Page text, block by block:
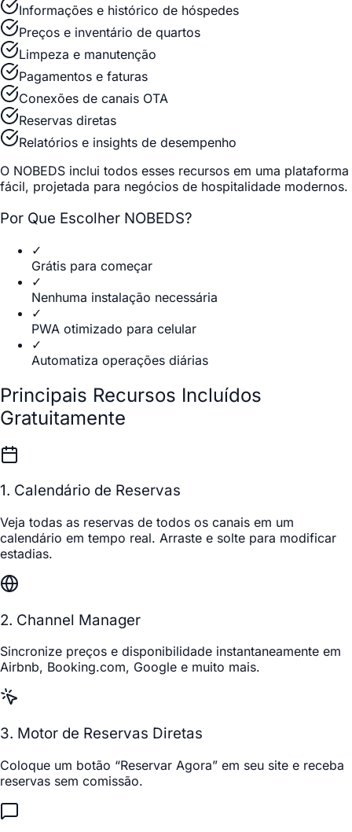
Informações e histórico de hóspedes
Preços e inventário de quartos
Limpeza e manutenção
Pagamentos e faturas
Conexões de canais OTA
Reservas diretas
Relatórios e insights de desempenho
O NOBEDS inclui todos esses recursos em uma plataforma
fácil, projetada para negócios de hospitalidade modernos.
Por Que Escolher NOBEDS?
✓
Grátis para começar
✓
Nenhuma instalação necessária
✓
PWA otimizado para celular
✓
Automatiza operações diárias
Principais Recursos Incluídos
Gratuitamente
1. Calendário de Reservas
Veja todas as reservas de todos os canais em um
calendário em tempo real. Arraste e solte para modificar
estadias.
2. Channel Manager
Sincronize preços e disponibilidade instantaneamente em
Airbnb, Booking.com, Google e muito mais.
3. Motor de Reservas Diretas
Coloque um botão “Reservar Agora” em seu site e receba
reservas sem comissão.